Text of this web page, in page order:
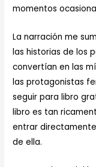
momentos
La narración me
las historias de los
convertían en las
las protagonistas
seguir para libro
libro es tan
entrar
de ella.